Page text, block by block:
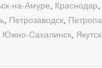
на-Амуре Краснодар
Петрозаводск
Южно-Сахалинск Якутск